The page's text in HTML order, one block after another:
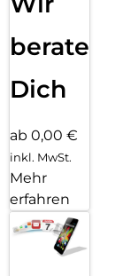
beraten
Dich
ab 0,00 €
inkl. MwSt.
Mehr
erfahren